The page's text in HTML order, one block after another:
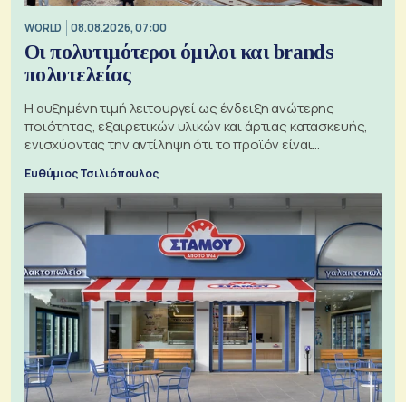
WORLD 08.08.2026, 07:00
Οι πολυτιμότεροι όμιλοι και brands
πολυτελείας
Η αυξημένη τιμή λειτουργεί ως ένδειξη ανώτερης
ποιότητας, εξαιρετικών υλικών και άρτιας κατασκευής,
ενισχύοντας την αντίληψη ότι το προϊόν είναι
Ευθύμιος Τσιλιόπουλος